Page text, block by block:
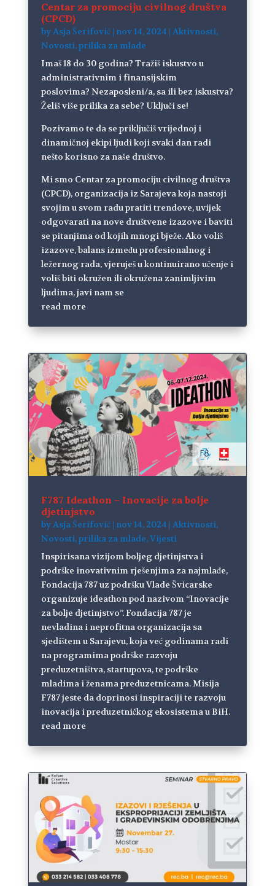
Centar za promociju civilnog društva
(CPCD)
byAsja Šerifović| nov 14, 2024 | Aktivnosti,
Novosti,prilika za mlade
Imaš 18 do 30 godina? Tražiš iskustvo u
administrativnim i finansijskim
poslovima? Nezaposleni/a, sa ili bez iskustva?
Želiš više prilika za sebe? Uključi se!
Pozivamo te da se priključiš vrijednoj i
dinamičnoj ekipi ljudi koji svaki dan radi
nešto korisno za naše društvo.
Mi smo Centar za promociju civilnog društva
(CPCD), organizacija iz Sarajeva koja nastoji
svojim u svom radu pratiti trendove, uvijek
odgovarati na nove društvene izazove i baviti
se pitanjima od kojih mnogi bježe. Ako voliš
izazove, balans između profesionalnog i
ležernog rada, vjeruješ u kontinuirano učenje i
voliš biti okružen ili okružena zanimljivim
ljudima, javi nam se
read more
F787 Ideathon – Inovacije za bolje
djetinjstvo
byAsja Šerifović| nov 14, 2024 | Aktivnosti,
Novosti,prilika za mlade,Vijesti
Inspirisana vizijom boljeg djetinjstva i
podrške inovativnim rješenjima za najmlađe,
Fondacija 787 uz podršku Vlade Švicarske
organizuje ideathon pod nazivom “Inovacije
za bolje djetinjstvo”. Fondacija 787 je
nevladina i neprofitna organizacija sa
sjedištem u Sarajevu, koja već godinama radi
na programima podrške razvoju
preduzetništva, startupova, te podrške
mladima i ženama preduzetnicama. Misija
F787 jeste da doprinosi inspiraciji te razvoju
inovacija i preduzetničkog ekosistema u BiH.
read more